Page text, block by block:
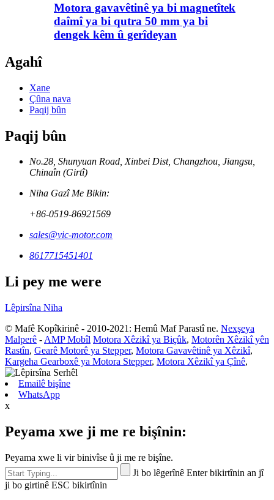
Motora gavavêtinê ya bi magnetîtek
daîmî ya bi qutra 50 mm ya bi
dengek kêm û gerîdeyan
Agahî
Xane
Çûna nava
Paqij bûn
Paqij bûn
No.28, Shunyuan Road, Xinbei Dist, Changzhou, Jiangsu,
Chinaîn (Girtî)
Niha Gazî Me Bikin:
+86-0519-86921569
sales@vic-motor.com
8617715451401
Li pey me were
Lêpirsîna Niha
© Mafê Kopîkirinê - 2010-2021: Hemû Maf Parastî ne. Nexşeya
Malperê - AMP Mobîl Motora Xêzikî ya Biçûk, Motorên Xêzikî yên
Rastîn, Gearê Motorê ya Stepper, Motora Gavavêtinê ya Xêzikî,
Kargeha Gearboxê ya Motora Stepper, Motora Xêzikî ya Çînê,
Emailê bişîne
WhatsApp
x
Peyama xwe ji me re bişînin:
Peyama xwe li vir binivîse û ji me re bişîne.
Ji bo lêgerînê Enter bikirtînin an jî
ji bo girtinê ESC bikirtînin